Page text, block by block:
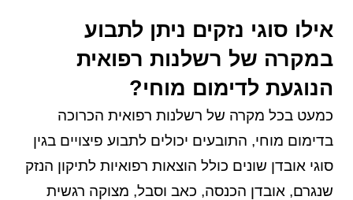
אילו סוגי נזקים ניתן לתבוע
במקרה של רשלנות רפואית
הנוגעת לדימום מוחי?
כמעט בכל מקרה של רשלנות רפואית הכרוכה
בדימום מוחי, התובעים יכולים לתבוע פיצויים בגין
סוגי אובדן שונים כולל הוצאות רפואיות לתיקון הנזק
שנגרם, אובדן הכנסה, כאב וסבל, מצוקה רגשית